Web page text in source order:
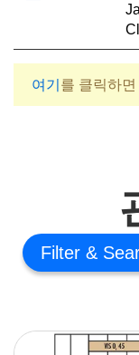
여기 를 클릭하
Filter